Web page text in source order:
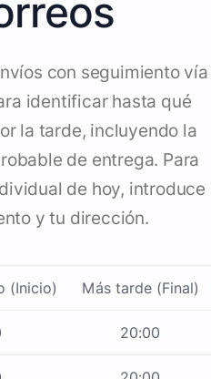
con seguimiento vía
identificar hasta qué
la tarde, incluyendo la
de entrega. Para
de hoy, introduce
y tu dirección.
(Inicio) Más tarde (Final)
20:00